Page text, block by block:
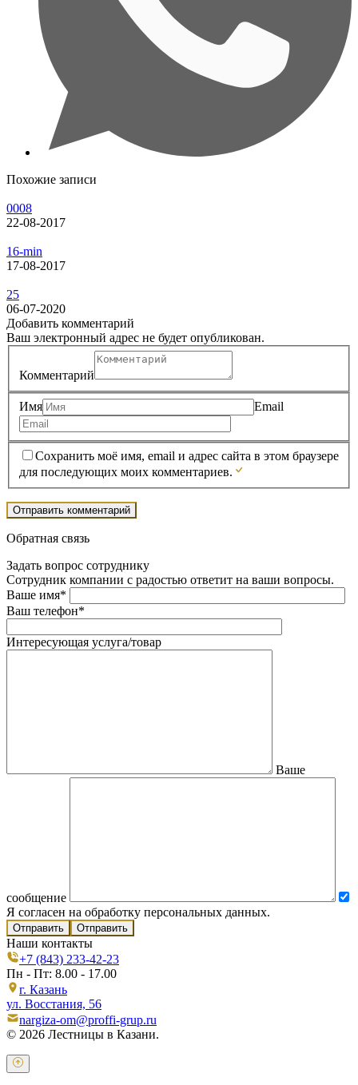
Похожие записи
0008
22-08-2017
16-min
17-08-2017
25
06-07-2020
Добавить комментарий
Ваш электронный адрес не будет опубликован.
Комментарий
Имя Email
Сохранить моё имя, email и адрес сайта в этом браузере
для последующих моих комментариев.
Обратная связь
Задать вопрос сотруднику
Сотрудник компании с радостью ответит на ваши вопросы.
Ваше имя*
Ваш телефон*
Интересующая услуга/товар
Ваше
сообщение
Я согласен на обработку персональных данных.
Отправить
Наши контакты
+7 (843) 233-42-23
Пн - Пт: 8.00 - 17.00
г. Казань
ул. Восстания, 56
nargiza-om@proffi-grup.ru
© 2026 Лестницы в Казани.